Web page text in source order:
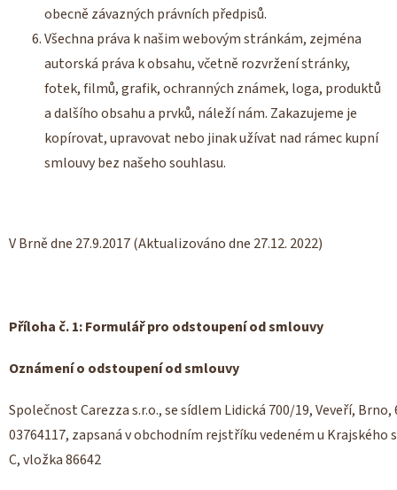
obecně závazných právních předpisů.
Všechna práva k našim webovým stránkám, zejména
autorská práva k obsahu, včetně rozvržení stránky,
fotek, filmů, grafik, ochranných známek, loga, produktů
a dalšího obsahu a prvků, náleží nám. Zakazujeme je
kopírovat, upravovat nebo jinak užívat nad rámec kupní
smlouvy bez našeho souhlasu.
V Brně dne 27.9.2017 (Aktualizováno dne 27.12. 2022)
Příloha č. 1: Formulář pro odstoupení od smlouvy
Oznámení o odstoupení od smlouvy
Společnost Carezza s.r.o., se sídlem Lidická 700/19, Veveří, Brno,
03764117, zapsaná v obchodním rejstříku vedeném u Krajského
C, vložka 86642